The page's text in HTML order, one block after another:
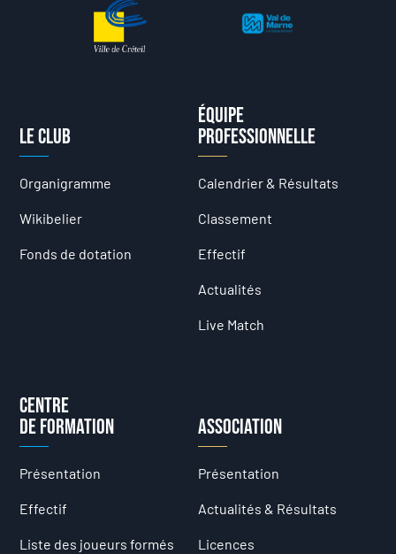
Le club
Organigramme
Wikibelier
Fonds de dotation
Équipe
professionnelle
Calendrier & Résultats
Classement
Effectif
Actualités
Live Match
Centre
de formation
Présentation
Effectif
Liste des joueurs formés
Association
Présentation
Actualités & Résultats
Licences